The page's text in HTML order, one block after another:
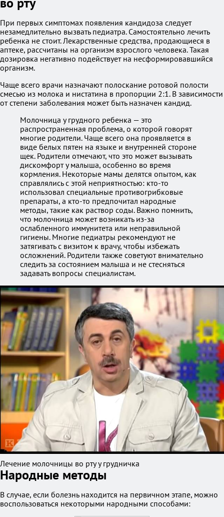
При первых симптомах появления кандидоза следует
незамедлительно вызвать педиатра. Самостоятельно лечить
ребенка не стоит. Лекарственные средства, продающиеся в
аптеке, рассчитаны на организм взрослого человека. Такая
дозировка негативно подействует на несформировавшийся
организм.
Чаще всего врачи назначают полоскание ротовой полости
смесью из молока и нистатина в пропорции 2:1. В зависимости
от степени заболевания может быть назначен кандид.
Молочница у грудного ребенка — это
распространенная проблема, о которой говорят
многие родители. Чаще всего она проявляется в
виде белых пятен на языке и внутренней стороне
щек. Родители отмечают, что это может вызывать
дискомфорт у малыша, особенно во время
кормления. Некоторые мамы делятся опытом, как
справлялись с этой неприятностью: кто-то
использовал специальные противогрибковые
препараты, а кто-то предпочитал народные
методы, такие как раствор соды. Важно помнить,
что молочница может возникать из-за
ослабленного иммунитета или неправильной
гигиены. Многие педиатры рекомендуют не
затягивать с визитом к врачу, чтобы избежать
осложнений. Родители также советуют внимательно
следить за состоянием малыша и не стесняться
задавать вопросы специалистам.
Лечение молочницы во рту у грудничка
Народные методы
В случае, если болезнь находится на первичном этапе, можно
воспользоваться некоторыми народными способами: